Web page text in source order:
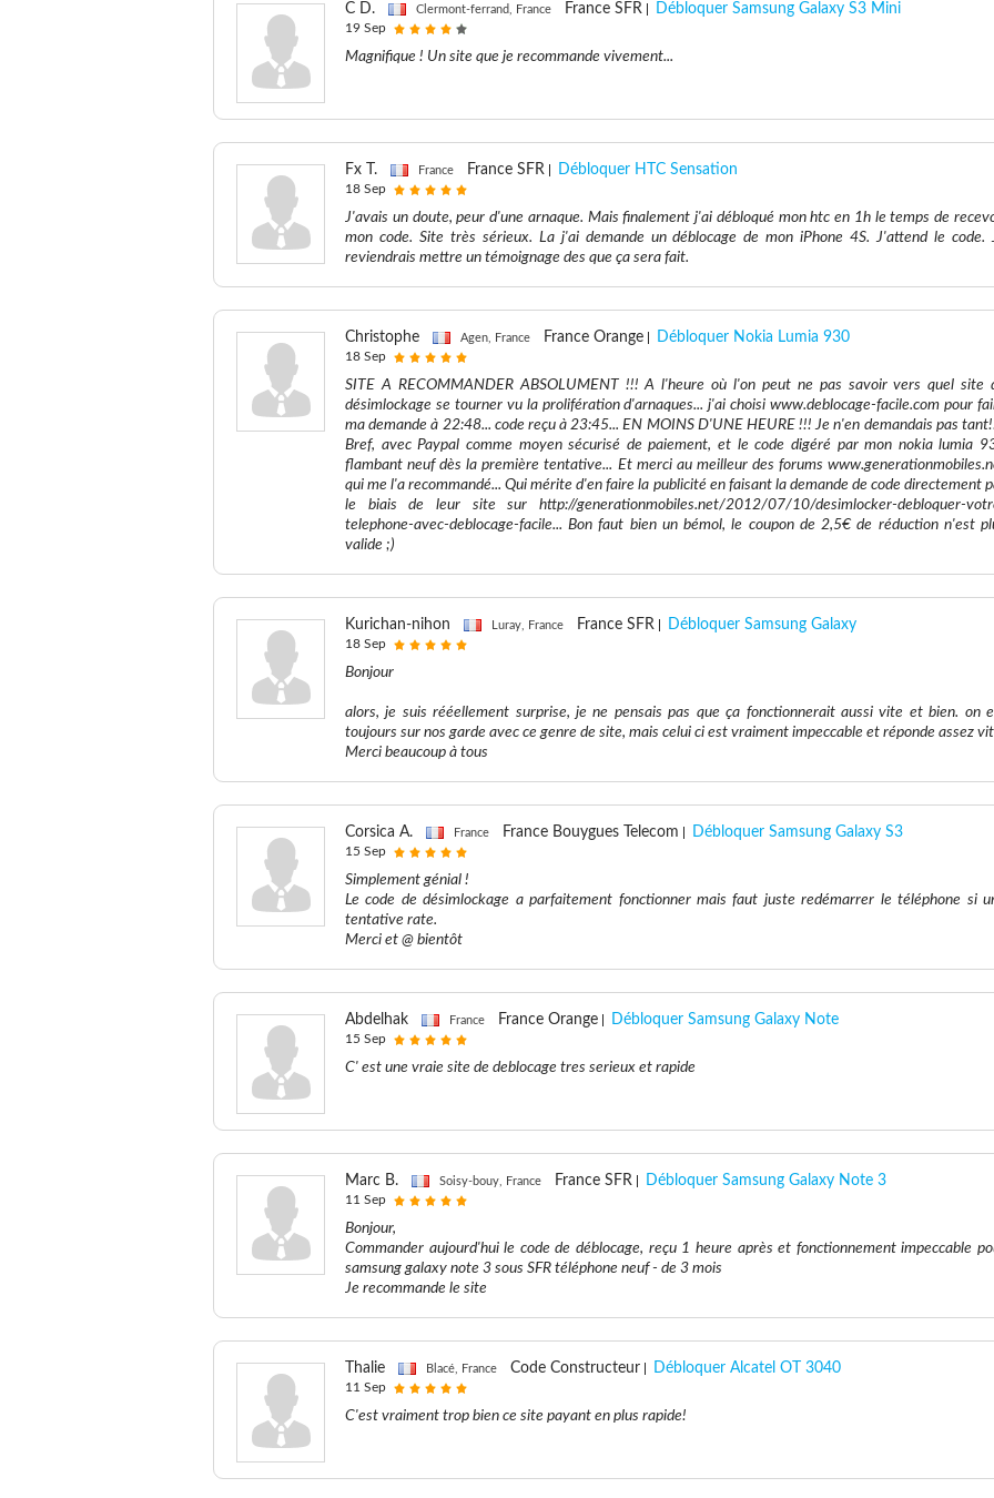
C D. Clermont-ferrand, France France SFR Débloquer Samsung Galaxy S3 Mini
19 Sep
Magnifique ! Un site que je recommande vivement...
Fx T. France France SFR Débloquer HTC Sensation
18 Sep
J'avais un doute, peur d'une arnaque. Mais finalement j'ai débloqué mon htc en 1h le temps de
mon code. Site très sérieux. La j'ai demande un déblocage de mon iPhone 4S. J'attend le code.
reviendrais mettre un témoignage des que ça sera fait.
Christophe Agen, France France Orange Débloquer Nokia Lumia 930
18 Sep
SITE A RECOMMANDER ABSOLUMENT !!! A l'heure où l'on peut ne pas savoir vers quel site
désimlockage se tourner vu la prolifération d'arnaques... j'ai choisi www.deblocage-facile.com pour
ma demande à 22:48... code reçu à 23:45... EN MOINS D'UNE HEURE !!! Je n'en demandais pas
Bref, avec Paypal comme moyen sécurisé de paiement, et le code digéré par mon nokia lumia
flambant neuf dès la première tentative... Et merci au meilleur des forums
qui me l'a recommandé... Qui mérite d'en faire la publicité en faisant la demande de code directement
le biais de leur site sur http://generationmobiles.net/2012/07/10/desimlocker-debloquer-
telephone-avec-deblocage-facile... Bon faut bien un bémol, le coupon de 2,5€ de réduction n'est
valide ;)
Kurichan-nihon Luray, France France SFR Débloquer Samsung Galaxy
18 Sep
Bonjour
alors, je suis rééellement surprise, je ne pensais pas que ça fonctionnerait aussi vite et bien. on
toujours sur nos garde avec ce genre de site, mais celui ci est vraiment impeccable et réponde assez
Merci beaucoup à tous
Corsica A. France France Bouygues Telecom Débloquer Samsung Galaxy S3
15 Sep
Simplement génial !
Le code de désimlockage a parfaitement fonctionner mais faut juste redémarrer le téléphone si
tentative rate.
Merci et @ bientôt
Abdelhak France France Orange Débloquer Samsung Galaxy Note
15 Sep
C' est une vraie site de deblocage tres serieux et rapide
Marc B. Soisy-bouy, France France SFR Débloquer Samsung Galaxy Note 3
11 Sep
Bonjour,
Commander aujourd'hui le code de déblocage, reçu 1 heure après et fonctionnement impeccable
samsung galaxy note 3 sous SFR téléphone neuf - de 3 mois
Je recommande le site
Thalie Blacé, France Code Constructeur Débloquer Alcatel OT 3040
11 Sep
C'est vraiment trop bien ce site payant en plus rapide!